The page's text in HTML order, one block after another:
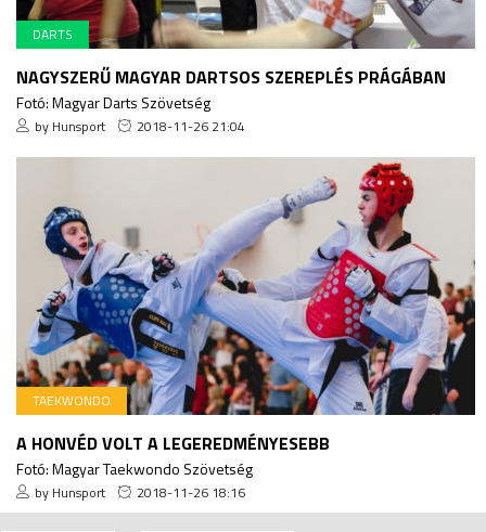
DARTS
NAGYSZERŰ MAGYAR DARTSOS SZEREPLÉS PRÁGÁBAN
Fotó: Magyar Darts Szövetség
by Hunsport 2018-11-26 21:04
TAEKWONDO
A HONVÉD VOLT A LEGEREDMÉNYESEBB
Fotó: Magyar Taekwondo Szövetség
by Hunsport 2018-11-26 18:16